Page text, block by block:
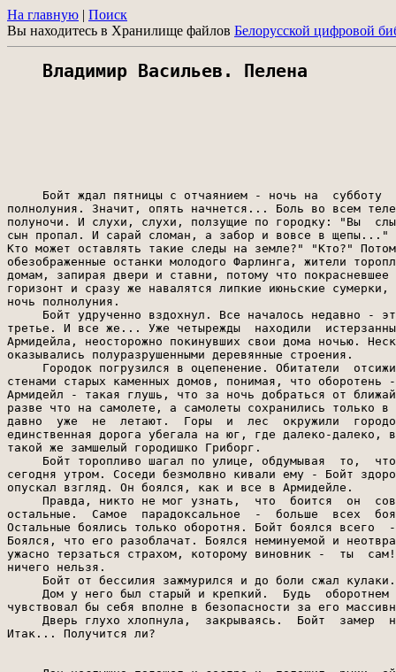
На главную | Поиск
Вы находитесь в Хранилище файлов Белорусской цифровой
Владимир Васильев. Пелена